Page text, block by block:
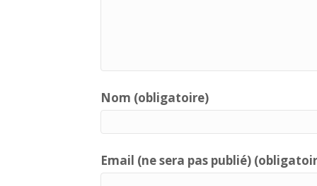
Nom (obligatoire)
Email (ne sera pas publié)